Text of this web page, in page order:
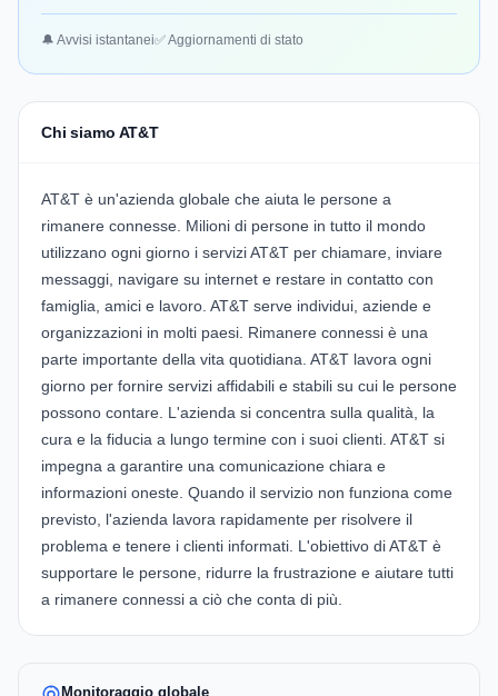
🔔 Avvisi istantanei✅ Aggiornamenti di stato
Chi siamo AT&T
AT&T è un'azienda globale che aiuta le persone a
rimanere connesse. Milioni di persone in tutto il mondo
utilizzano ogni giorno i servizi AT&T per chiamare, inviare
messaggi, navigare su internet e restare in contatto con
famiglia, amici e lavoro. AT&T serve individui, aziende e
organizzazioni in molti paesi. Rimanere connessi è una
parte importante della vita quotidiana. AT&T lavora ogni
giorno per fornire servizi affidabili e stabili su cui le persone
possono contare. L'azienda si concentra sulla qualità, la
cura e la fiducia a lungo termine con i suoi clienti. AT&T si
impegna a garantire una comunicazione chiara e
informazioni oneste. Quando il servizio non funziona come
previsto, l'azienda lavora rapidamente per risolvere il
problema e tenere i clienti informati. L'obiettivo di AT&T è
supportare le persone, ridurre la frustrazione e aiutare tutti
a rimanere connessi a ciò che conta di più.
Monitoraggio globale